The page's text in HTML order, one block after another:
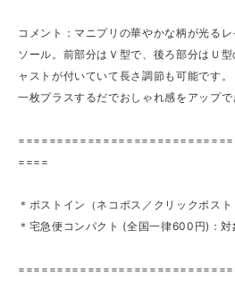
コメント：マニプリの華やかな柄が光る
ソール。前部分はＶ型で、後ろ部分はＵ
ャストが付いていて長さ調節も可能です
一枚プラスするだでおしゃれ感をアップで
====
＊ポストイン（ネコポス／クリックポス
＊宅急便コンパクト (全国一律600円)：対